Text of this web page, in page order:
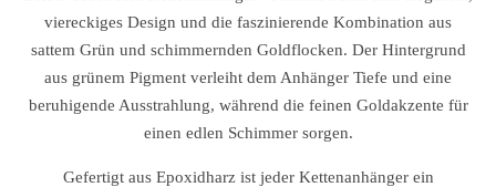
viereckiges Design und die faszinierende Kombination aus
sattem Grün und schimmernden Goldflocken. Der Hintergrund
aus grünem Pigment verleiht dem Anhänger Tiefe und eine
beruhigende Ausstrahlung, während die feinen Goldakzente für
einen edlen Schimmer sorgen.
Gefertigt aus Epoxidharz ist jeder Kettenanhänger ein